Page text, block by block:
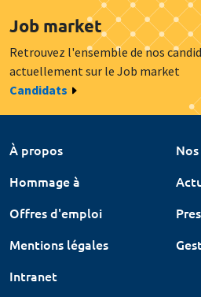
Job market
Retrouvez l'ensemble de nos
actuellement sur le Job market
Candidats
À propos
Hommage à
Offres d'emploi
Mentions légales
Intranet